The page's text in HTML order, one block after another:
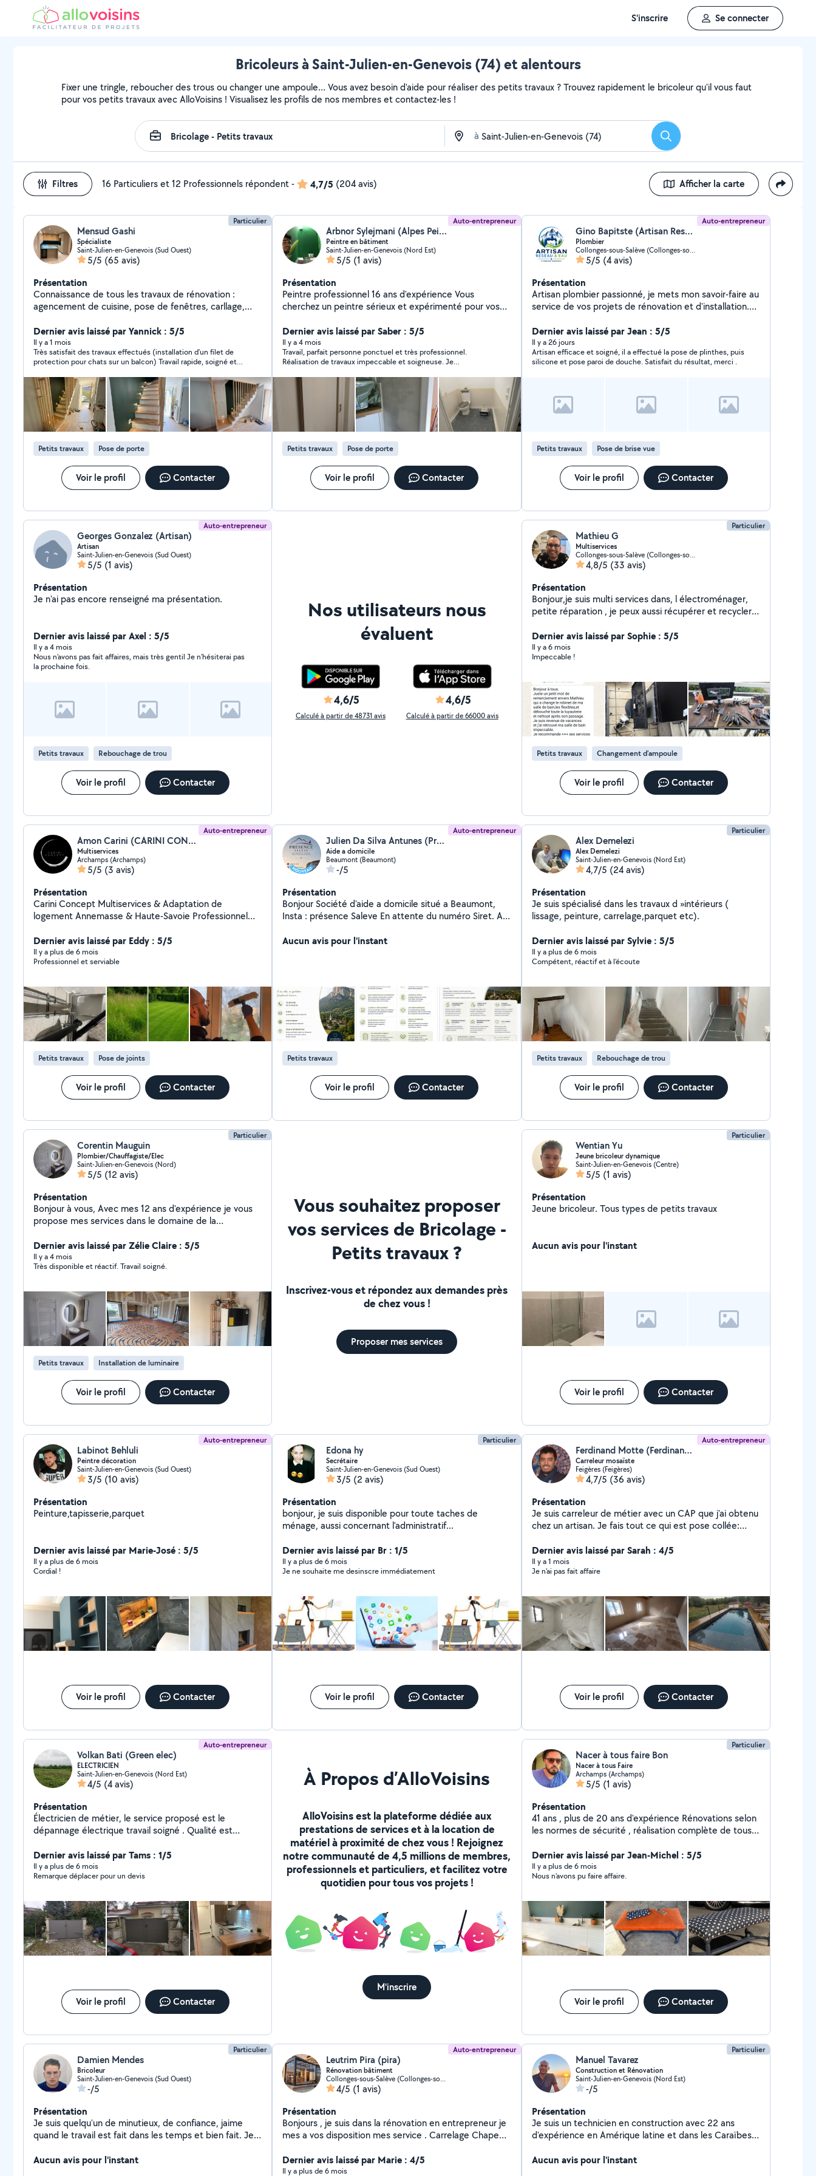
S'inscrire Se connecter
Bricoleurs à Saint-Julien-en-Genevois (74) et alentours
Fixer une tringle, reboucher des trous ou changer une ampoule… Vous avez besoin d'aide pour réaliser des petits travaux ? Trouvez rapidement le bricoleur qu'il vous faut
pour vos petits travaux avec AlloVoisins ! Visualisez les profils de nos membres et contactez-les !
à Rechercher
Filtres 16 Particuliers et 12 Professionnels répondent- 4,7/5 (204 avis) Afficher la carte
Particulier
Mensud Gashi
Spécialiste
Saint-Julien-en-Genevois (Sud Ouest)
5/5 (65 avis)
Présentation
Connaissance de tous les travaux de rénovation :
agencement de cuisine, pose de fenêtres, carllage,
et garanti.
Dernier avis laissé par Yannick : 5/5
Il y a 1 mois
Très satisfait des travaux effectués (installation d’un filet de
protection pour chats sur un balcon) Travail rapide, soigné et
Petits travaux Pose de porte
Voir le profil Contacter
Auto-entrepreneur
Arbnor Sylejmani (Alpes Peinture)
Peintre en bâtiment
Saint-Julien-en-Genevois (Nord Est)
5/5 (1 avis)
Présentation
Peintre professionnel 16 ans d'expérience Vous
cherchez un peintre sérieux et expérimenté pour vos
intérieure et extérieure. - Peinture murs et plafonds -
papiers-peint - Rénovation appartement / maison -
Préparation des supports (enduit, ponçage,
rebouchage) - Travail propre et finitions soignées - 16
ans d'expérience dans le bâtiment - Devis rapide
Disponible rapidement N'hésitez pas à me contacter
pour discuter de votre projet.
Dernier avis laissé par Saber : 5/5
Il y a 4 mois
Travail, parfait personne ponctuel et très professionnel.
Réalisation de travaux impeccable et soigneuse. Je
recontacter encore une fois pour une pause de Cuisine.
Petits travaux Pose de porte
Voir le profil Contacter
Auto-entrepreneur
Gino Bapitste (Artisan Reseau Et Eau)
Plombier
Collonges-sous-Salève (Collonges-sous-Salève)
5/5 (4 avis)
Présentation
Artisan plombier passionné, je mets mon savoir-faire au
service de vos projets de rénovation et d'installation.
travaux de plomberie avec soin et dans le respect des
délais. Installation de salles de bains, douches, WC,
chauffe-eau, cuisines, recherche et réparation de
fuites, dépannage et rénovation complète : chaque
durable et de qualité, avec des conseils adaptés à vos
besoins. Votre satisfaction est ma priorité. N'hésitez
engagement !
Dernier avis laissé par Jean : 5/5
Il y a 26 jours
Artisan efficace et soigné, il a effectué la pose de plinthes, puis
silicone et pose paroi de douche. Satisfait du résultat, merci .
Petits travaux Pose de brise vue
Voir le profil Contacter
Auto-entrepreneur
Georges Gonzalez (Artisan)
Artisan
Saint-Julien-en-Genevois (Sud Ouest)
5/5 (1 avis)
Présentation
Je n'ai pas encore renseigné ma présentation.
Dernier avis laissé par Axel : 5/5
Il y a 4 mois
Nous n’avons pas fait affaires, mais très gentil Je n’hésiterai pas
la prochaine fois.
Petits travaux Rebouchage de trou
Voir le profil Contacter
Nos utilisateurs nous
évaluent
4,6/5
Calculé à partir de 48731 avis
4,6/5
Calculé à partir de 66000 avis
Particulier
Mathieu G
Multiservices
Collonges-sous-Salève (Collonges-sous-Salève)
4,8/5 (33 avis)
Présentation
Bonjour,je suis multi services dans, l électroménager,
petite réparation , je peux aussi récupérer et recycler
des électroménager depuis que j'ai 18ans. Je peux tout
faire dans les mesures de mes compétences.
Dernier avis laissé par Sophie : 5/5
Il y a 6 mois
Impeccable !
Petits travaux Changement d'ampoule
Voir le profil Contacter
Auto-entrepreneur
Amon Carini (CARINI CONCEPT)
Multiservices
Archamps (Archamps)
5/5 (3 avis)
Présentation
Carini Concept Multiservices & Adaptation de
logement Annemasse & Haute-Savoie Professionnel
humains à domicile : Adaptation de logement pour
seniors et PMR (barres d'appui, planches de baignoire,
WC adaptés) Petits travaux (électricité, plomberie,
débroussaillage) Nettoyage (fin de bail, après travaux,
nettoyage vapeur) Désencombrement (caves,
greniers, maisons) Basé à proximité d'Annemasse,
j'interviens rapidement en Haute-Savoie. L'humain au
cœur de nos services. Devis gratuit.
Dernier avis laissé par Eddy : 5/5
Il y a plus de 6 mois
Professionnel et serviable
Petits travaux Pose de joints
Voir le profil Contacter
Auto-entrepreneur
Julien Da Silva Antunes (Présence Salève)
Aide a domicile
Beaumont (Beaumont)
-/5
Présentation
Bonjour Société d'aide a domicile situé a Beaumont,
Insta : présence Saleve En attente du numéro Siret. Au
Aucun avis pour l'instant
Petits travaux
Voir le profil Contacter
Particulier
Alex Demelezi
Alex Demelezi
Saint-Julien-en-Genevois (Nord Est)
4,7/5 (24 avis)
Présentation
Je suis spécialisé dans les travaux d »intérieurs (
lissage, peinture, carrelage,parquet etc).
Dernier avis laissé par Sylvie : 5/5
Il y a plus de 6 mois
Compétent, réactif et à l’écoute
Petits travaux Rebouchage de trou
Voir le profil Contacter
Particulier
Corentin Mauguin
Plombier/Chauffagiste/Elec
Saint-Julien-en-Genevois (Nord)
5/5 (12 avis)
Présentation
Bonjour à vous, Avec mes 12 ans d'expérience je vous
propose mes services dans le domaine de la
Rénovation ainsi que dans le dépannage et
désembougage. J'ai également une certification en
électricité pour élargir mes compétences. N'hésitez
Dernier avis laissé par Zélie Claire : 5/5
Il y a 4 mois
Très disponible et réactif. Travail soigné.
Petits travaux Installation de luminaire
Voir le profil Contacter
Vous souhaitez proposer
vos services de Bricolage -
Petits travaux ?
Inscrivez-vous et répondez aux demandes près
de chez vous !
Proposer mes services
Particulier
Wentian Yu
Jeune bricoleur dynamique
Saint-Julien-en-Genevois (Centre)
5/5 (1 avis)
Présentation
Jeune bricoleur. Tous types de petits travaux
Aucun avis pour l'instant
Voir le profil Contacter
Auto-entrepreneur
Labinot Behluli
Peintre décoration
Saint-Julien-en-Genevois (Sud Ouest)
3/5 (10 avis)
Présentation
Peinture,tapisserie,parquet
Dernier avis laissé par Marie-José : 5/5
Il y a plus de 6 mois
Cordial !
Voir le profil Contacter
Particulier
Edona hy
Secrétaire
Saint-Julien-en-Genevois (Sud Ouest)
3/5 (2 avis)
Présentation
bonjour, je suis disponible pour toute taches de
ménage, aussi concernant l'administratif...
Dernier avis laissé par Br : 1/5
Il y a plus de 6 mois
Je ne souhaite me desinscre immédiatement
Voir le profil Contacter
Auto-entrepreneur
Ferdinand Motte (Ferdinand Carreleur)
Carreleur mosaïste
Feigères (Feigères)
4,7/5 (36 avis)
Présentation
Je suis carreleur de métier avec un CAP que j'ai obtenu
chez un artisan. Je fais tout ce qui est pose collée:
terrasse, pose de dalles, en neuf et rénovation. Avec
une formation en mosaïque d'art, je créer des
mosaïques pour décorer vos intérieurs (salle de bain,
Dernier avis laissé par Sarah : 4/5
Il y a 1 mois
Je n'ai pas fait affaire
Voir le profil Contacter
Auto-entrepreneur
Volkan Bati (Green elec)
ELECTRICIEN
Saint-Julien-en-Genevois (Nord Est)
4/5 (4 avis)
Présentation
Électricien de métier, le service proposé est le
dépannage électrique travail soigné . Qualité est
Dernier avis laissé par Tams : 1/5
Il y a plus de 6 mois
Remarque déplacer pour un devis
Voir le profil Contacter
À Propos d’AlloVoisins
AlloVoisins est la plateforme dédiée aux
prestations de services et à la location de
matériel à proximité de chez vous ! Rejoignez
notre communauté de 4,5 millions de membres,
professionnels et particuliers, et facilitez votre
quotidien pour tous vos projets !
M'inscrire
Particulier
Nacer à tous faire Bon
Nacer à tous Faire
Archamps (Archamps)
5/5 (1 avis)
Présentation
41 ans , plus de 20 ans d'expérience Rénovations selon
les normes de sécurité , réalisation complète de tous
informations qui puissent aider. Dépannage, Urgences
Dernier avis laissé par Jean-Michel : 5/5
Il y a plus de 6 mois
Nous n'avons pu faire affaire.
Voir le profil Contacter
Particulier
Damien Mendes
Bricoleur
Saint-Julien-en-Genevois (Sud Ouest)
-/5
Présentation
Je suis quelqu'un de minutieux, de confiance, jaime
quand le travail est fait dans les temps et bien fait. Je
des personnes
Aucun avis pour l'instant
Auto-entrepreneur
Leutrim Pira (pira)
Rénovation bâtiment
Collonges-sous-Salève (Collonges-sous-Salève)
4/5 (1 avis)
Présentation
Bonjours , je suis dans la rénovation en entrepreneur je
mes a vos disposition mes service . Carrelage Chape
Location échafaudage
Dernier avis laissé par Marie : 4/5
Il y a plus de 6 mois
Particulier
Manuel Tavarez
Construction et Rénovation
Saint-Julien-en-Genevois (Nord Est)
-/5
Présentation
Je suis un technicien en construction avec 22 ans
d'expérience en Amérique latine et dans les Caraïbes
ma responsabilité dans le domaine de la construction
Aucun avis pour l'instant